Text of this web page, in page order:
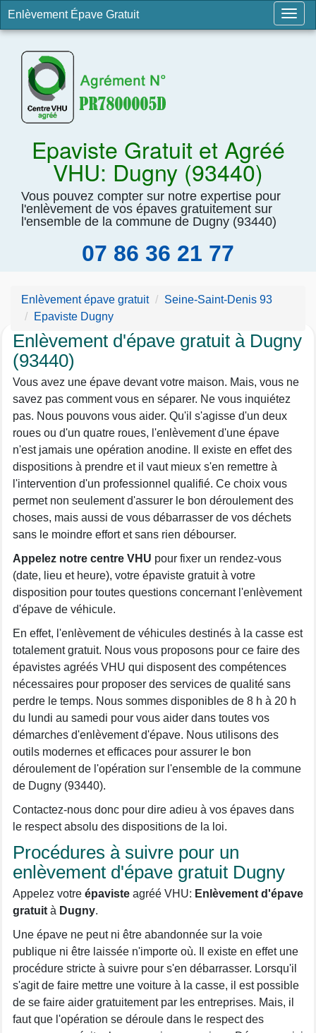
Enlèvement Épave Gratuit
Epaviste Gratuit et Agréé
VHU: Dugny (93440)
Vous pouvez compter sur notre expertise pour
l'enlèvement de vos épaves gratuitement sur
l'ensemble de la commune de Dugny (93440)
07 86 36 21 77
Enlèvement épave gratuit
Seine-Saint-Denis 93
Epaviste Dugny
Enlèvement d'épave gratuit à Dugny
(93440)
Vous avez une épave devant votre maison. Mais, vous ne
savez pas comment vous en séparer. Ne vous inquiétez
pas. Nous pouvons vous aider. Qu'il s'agisse d'un deux
roues ou d'un quatre roues, l'enlèvement d'une épave
n'est jamais une opération anodine. Il existe en effet des
dispositions à prendre et il vaut mieux s'en remettre à
l'intervention d'un professionnel qualifié. Ce choix vous
permet non seulement d'assurer le bon déroulement des
choses, mais aussi de vous débarrasser de vos déchets
sans le moindre effort et sans rien débourser.
Appelez notre centre VHU pour fixer un rendez-vous
(date, lieu et heure), votre épaviste gratuit à votre
disposition pour toutes questions concernant l'enlèvement
d'épave de véhicule.
En effet, l'enlèvement de véhicules destinés à la casse est
totalement gratuit. Nous vous proposons pour ce faire des
épavistes agréés VHU qui disposent des compétences
nécessaires pour proposer des services de qualité sans
perdre le temps. Nous sommes disponibles de 8 h à 20 h
du lundi au samedi pour vous aider dans toutes vos
démarches d'enlèvement d'épave. Nous utilisons des
outils modernes et efficaces pour assurer le bon
déroulement de l'opération sur l'ensemble de la commune
de Dugny (93440).
Contactez-nous donc pour dire adieu à vos épaves dans
le respect absolu des dispositions de la loi.
Procédures à suivre pour un
enlèvement d'épave gratuit Dugny
Appelez votre épaviste agréé VHU: Enlèvement d'épave
gratuit à Dugny.
Une épave ne peut ni être abandonnée sur la voie
publique ni être laissée n'importe où. Il existe en effet une
procédure stricte à suivre pour s'en débarrasser. Lorsqu'il
s'agit de faire mettre une voiture à la casse, il est possible
de se faire aider gratuitement par les entreprises. Mais, il
faut que l'opération se déroule dans le respect des